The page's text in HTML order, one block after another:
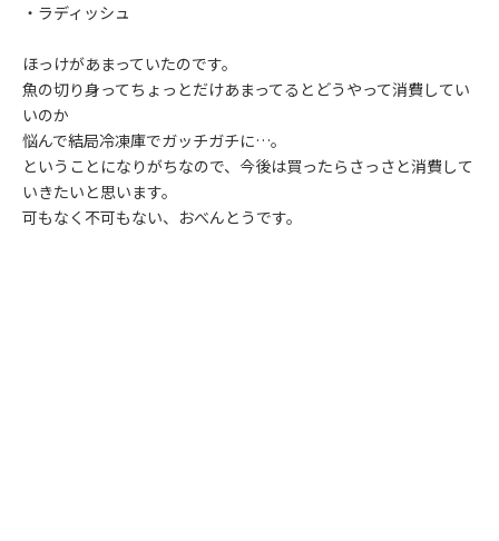
・ラディッシュ
ほっけがあまっていたのです。
魚の切り身ってちょっとだけあまってるとどうやって消費してい
いのか
悩んで結局冷凍庫でガッチガチに…。
ということになりがちなので、今後は買ったらさっさと消費して
いきたいと思います。
可もなく不可もない、おべんとうです。